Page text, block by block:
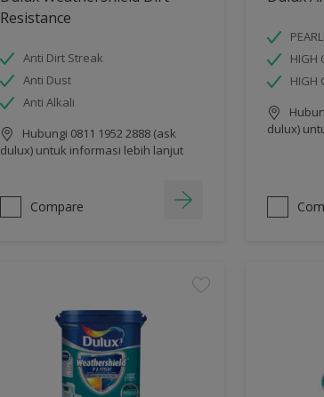
Resistance
Anti Dirt Streak
Anti Dust
Anti Alkali
Hubungi 0811 1952 2888 (ask
dulux) untuk informasi lebih lanjut
Compare
HIGH
HIGH
dulux)